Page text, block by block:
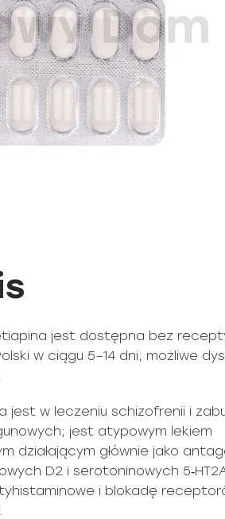
jest dostępna bez
w ciągu 5–14 dni; możliwe
jest w leczeniu schizofrenii i
jest atypowym lekiem
działającym głównie jako
D2 i serotoninowych
i blokadę